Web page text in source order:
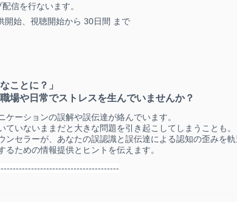
信を行ないます。
始、 視聴開始から 30日間 まで
ことに？」
場や日常でストレスを生んでいませんか？
ケーションの誤解や誤伝達が絡んでいます。
ていないままだと大きな問題を引き起こしてしまうことも。
ンセラーが、あなたの誤認識と誤伝達による認知の歪みを
るための情報提供とヒントを伝えます。